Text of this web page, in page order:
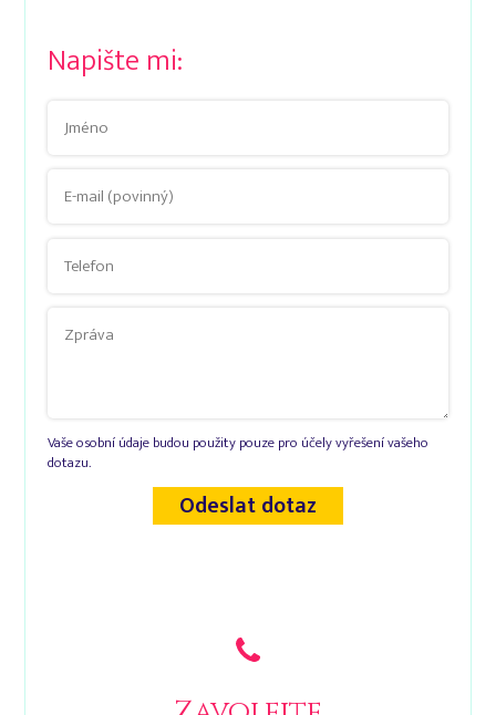
Napište mi:
Vaše osobní údaje budou použity pouze pro účely vyřešení vašeho
dotazu.
Odeslat dotaz